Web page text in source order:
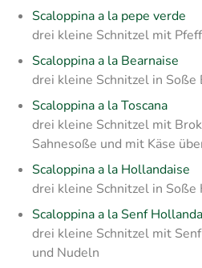
Scaloppina a la pepe verde
drei kleine Schnitzel mit
Scaloppina a la Bearnaise
drei kleine Schnitzel in Soße
Scaloppina a la Toscana
drei kleine Schnitzel mit
Sahnesoße und mit Käse
Scaloppina a la Hollandaise
drei kleine Schnitzel in Soße
Scaloppina a la Senf
drei kleine Schnitzel mit
und Nudeln